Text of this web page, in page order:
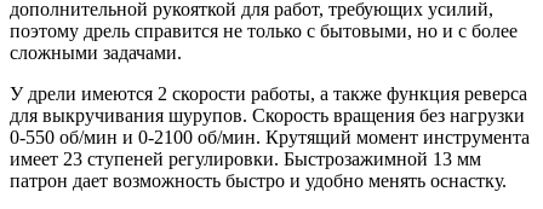
дополнительной рукояткой для работ, требующих усилий,
поэтому дрель справится не только с бытовыми, но и с более
сложными задачами.
У дрели имеются 2 скорости работы, а также функция реверса
для выкручивания шурупов. Скорость вращения без нагрузки
0-550 об/мин и 0-2100 об/мин. Крутящий момент инструмента
имеет 23 ступеней регулировки. Быстрозажимной 13 мм
патрон дает возможность быстро и удобно менять оснастку.